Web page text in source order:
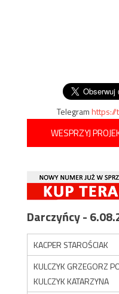
Telegramhttps://
WESPRZYJ
Darczyńcy -
KACPER STAROŚCIAK
KULCZYK GRZEGORZ
KULCZYK KATARZYNA